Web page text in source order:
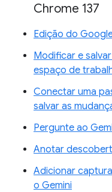
Chrome 137
Edição do
Modificar e
espaço de
Conectar uma
salvar as
Pergunte ao
Anotar
Adicionar
o Gemini